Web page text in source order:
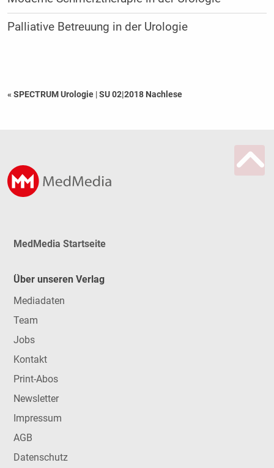
Palliative Betreuung in der Urologie
« SPECTRUM Urologie |SU 02|2018 Nachlese
MedMedia Startseite
Über unseren Verlag
Mediadaten
Team
Jobs
Kontakt
Print-Abos
Newsletter
Impressum
AGB
Datenschutz